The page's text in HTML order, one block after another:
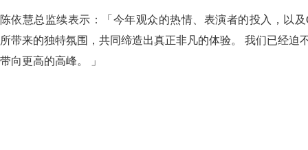
陈依慧总监续表示：「今年观众的热情、表演者的投入，以及
所带来的独特氛围，共同缔造出真正非凡的体验。 我们已经迫
带向更高的高峰。 」